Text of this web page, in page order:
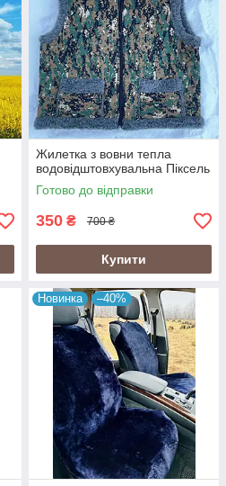
Жилетка з вовни тепла
водовідштовхувальна Піксель
Готово до відправки
350 ₴ 700 ₴
Купити
Новинка –40%